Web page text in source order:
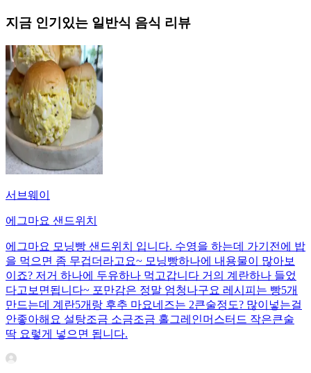
지금 인기있는 일반식 음식 리뷰
서브웨이
에그마요 샌드위치
에그마요 모닝빵 샌드위치 입니다. 수영을 하는데 가기전에 밥
을 먹으면 좀 무겁더라고요~ 모닝빵하나에 내용물이 많아보
이죠? 저거 하나에 두유하나 먹고갑니다 거의 계란하나 들었
다고보면됩니다~ 포만감은 정말 엄청나구요 레시피는 빵5개
만드는데 계란5개랑 후추 마요네즈는 2큰술정도? 많이넣는걸
안좋아해요 설탕조금 소금조금 홀그레인머스터드 작은큰술
딱 요렇게 넣으면 됩니다.